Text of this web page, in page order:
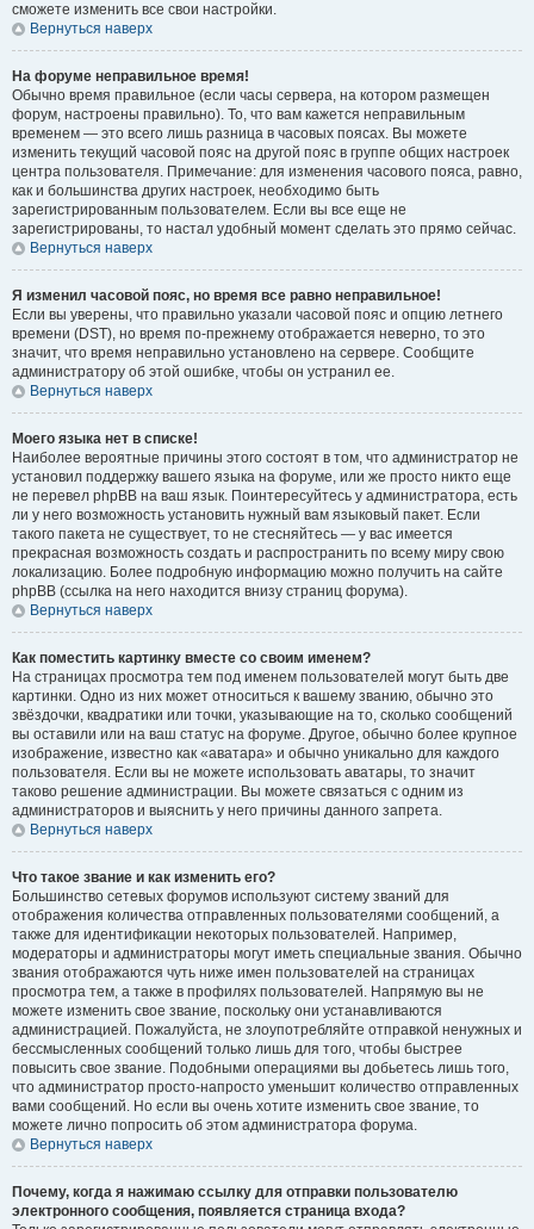
сможете изменить все свои настройки.
Вернуться наверх
На форуме неправильное время!
Обычно время правильное (если часы сервера, на котором размещен
форум, настроены правильно). То, что вам кажется неправильным
временем — это всего лишь разница в часовых поясах. Вы можете
изменить текущий часовой пояс на другой пояс в группе общих настроек
центра пользователя. Примечание: для изменения часового пояса, равно,
как и большинства других настроек, необходимо быть
зарегистрированным пользователем. Если вы все еще не
зарегистрированы, то настал удобный момент сделать это прямо сейчас.
Вернуться наверх
Я изменил часовой пояс, но время все равно неправильное!
Если вы уверены, что правильно указали часовой пояс и опцию летнего
времени (DST), но время по-прежнему отображается неверно, то это
значит, что время неправильно установлено на сервере. Сообщите
администратору об этой ошибке, чтобы он устранил ее.
Вернуться наверх
Моего языка нет в списке!
Наиболее вероятные причины этого состоят в том, что администратор не
установил поддержку вашего языка на форуме, или же просто никто еще
не перевел phpBB на ваш язык. Поинтересуйтесь у администратора, есть
ли у него возможность установить нужный вам языковый пакет. Если
такого пакета не существует, то не стесняйтесь — у вас имеется
прекрасная возможность создать и распространить по всему миру свою
локализацию. Более подробную информацию можно получить на сайте
phpBB (ссылка на него находится внизу страниц форума).
Вернуться наверх
Как поместить картинку вместе со своим именем?
На страницах просмотра тем под именем пользователей могут быть две
картинки. Одно из них может относиться к вашему званию, обычно это
звёздочки, квадратики или точки, указывающие на то, сколько сообщений
вы оставили или на ваш статус на форуме. Другое, обычно более крупное
изображение, известно как «аватара» и обычно уникально для каждого
пользователя. Если вы не можете использовать аватары, то значит
таково решение администрации. Вы можете связаться с одним из
администраторов и выяснить у него причины данного запрета.
Вернуться наверх
Что такое звание и как изменить его?
Большинство сетевых форумов используют систему званий для
отображения количества отправленных пользователями сообщений, а
также для идентификации некоторых пользователей. Например,
модераторы и администраторы могут иметь специальные звания. Обычно
звания отображаются чуть ниже имен пользователей на страницах
просмотра тем, а также в профилях пользователей. Напрямую вы не
можете изменить свое звание, поскольку они устанавливаются
администрацией. Пожалуйста, не злоупотребляйте отправкой ненужных и
бессмысленных сообщений только лишь для того, чтобы быстрее
повысить свое звание. Подобными операциями вы добьетесь лишь того,
что администратор просто-напросто уменьшит количество отправленных
вами сообщений. Но если вы очень хотите изменить свое звание, то
можете лично попросить об этом администратора форума.
Вернуться наверх
Почему, когда я нажимаю ссылку для отправки пользователю
электронного сообщения, появляется страница входа?